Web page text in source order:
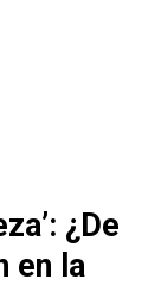
¿De
en la